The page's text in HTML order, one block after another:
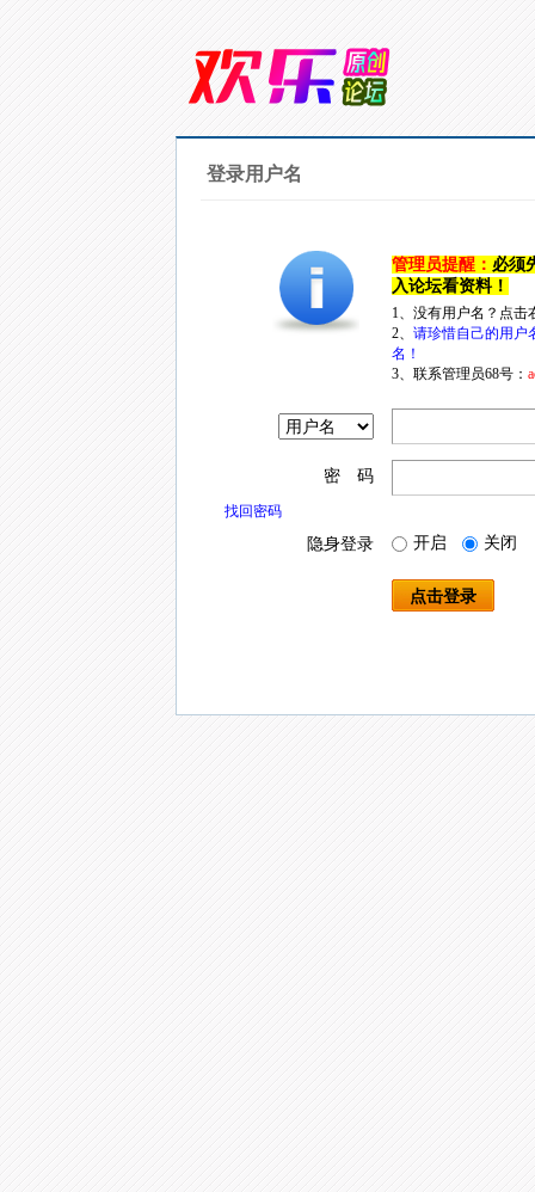
登录用户名
管理员提醒： 必须
入论坛看资料！
1、没有用户名？点
2、 请珍惜自己的用户
名！
3、联系管理员68号：
密 码
找回密码
隐身登录 开启 关闭
点击登录